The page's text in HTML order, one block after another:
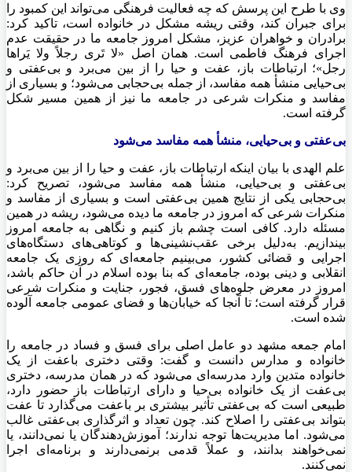
وی با طرح این پرسش که چه فعالیت فرهنگی می‌تواند این کمبود را
برای جبران کند، وقتی ریشه مشکل در خانواده است، تاکید کرد:
برادران و خواهران عزیز، مشکل امروز جامعه ما در حقیقت عدم
اجرای فرهنگ فاطمی است. همان اصل «لا تَری رجلاً ولا یَراها
رجل»؛ ارتباطات باز، عفت و حیا را از بین می‌برد و بی‌عفتی و
بی‌حیایی منشأ همه مفاسد، از جمله بی‌حجابی می‌شود؛ و بسیاری از
مفاسد و منکرات شرعی در جامعه ما نیز از همین مسیر شکل
گرفته است.
بی‌عفتی و بی‌حیایی، منشأ همه مفاسد می‌شود
علم الهدی با بیان اینکه ارتباطات باز، عفت و حیا را از بین می‌برد و
بی‌عفتی و بی‌حیایی، منشأ همه مفاسد می‌شود، تصریح کرد:
بی‌حجابی یکی از نتایج همین بی‌عفتی است و بسیاری از مفاسد و
منکرات شرعی که امروز در جامعه ما دیده می‌شود، ریشه در همین
مسئله دارد. کافی است چشم باز کنیم و نگاهی به جامعه امروز
بیندازیم. به‌دلیل برخی عقب‌نشینی‌ها و کوتاهی‌های دستگاه‌های
اجرایی و قضائی کشور، می‌بینیم جامعه‌ای که روزی یک جامعه
انقلابی و دینی بوده، جامعه‌ای که بنا بوده اسلام در آن حاکم باشد،
امروز در معرض جلوه‌های فسق، فجور، جنایت و منکرات شرعی
قرار گرفته است؛ تا آنجا که خیابان‌ها و فضای عمومی جامعه آلوده
شده است.
امام جمعه مشهد دو عامل اصلی برای فسق و فساد در جامعه را
خانواده و مدارس دانست و گفت: وقتی دختری باعفت از یک
خانواده متدین وارد مدرسه‌ای می‌شود که در همان مدرسه، دختری
بی‌عفت از یک خانواده بی‌حیا و دارای ارتباطات باز حضور دارد،
طبیعی است که بی‌عفتی تأثیر بیشتری بر باعفت می‌گذارد تا عفت
بتواند بی‌عفتی را اصلاح کند. چون تعداد و اثرگذاری بی‌عفتی غالب
می‌شود. اما مدیریت‌ها توجه ندارند؛ آموزش‌دهندگان یا نمی‌دانند، یا
نمی‌خواهند بدانند، و عملاً قدمی برنمی‌دارند و برنامه‌ای اجرا
نمی‌کنند.